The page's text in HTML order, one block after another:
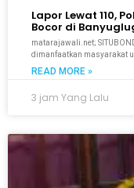
Lapor Lewat 110,
Bocor di
matarajawali.net;
dimanfaatkan masyarakat
READ MORE »
3 jam Yang Lalu